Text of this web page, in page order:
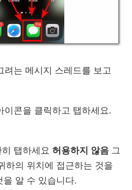
려는 메시지 스레드를 보고
이콘을 클릭하고 탭하세요.
탭하세요 허용하지 않음 그
하의 위치에 접근하는 것을
알 수 있습니다.